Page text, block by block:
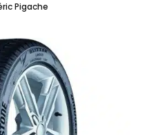
Pigache